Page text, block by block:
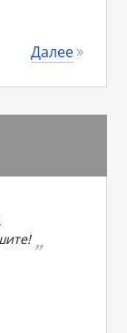
Далее